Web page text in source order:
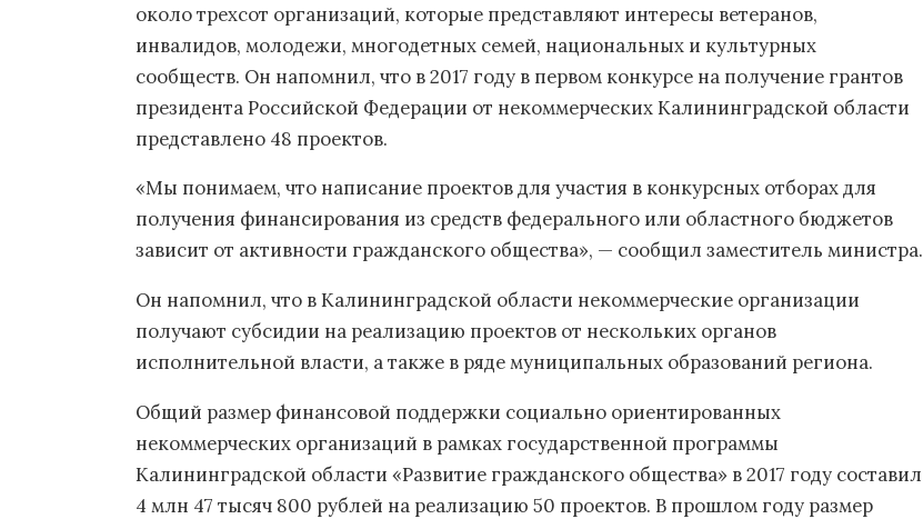
около трехсот организаций, которые представляют интересы ветеранов,
инвалидов, молодежи, многодетных семей, национальных и культурных
сообществ. Он напомнил, что в 2017 году в первом конкурсе на получение грантов
президента Российской Федерации от некоммерческих Калининградской области
представлено 48 проектов.
«Мы понимаем, что написание проектов для участия в конкурсных отборах для
получения финансирования из средств федерального или областного бюджетов
зависит от активности гражданского общества», — сообщил заместитель министра.
Он напомнил, что в Калининградской области некоммерческие организации
получают субсидии на реализацию проектов от нескольких органов
исполнительной власти, а также в ряде муниципальных образований региона.
Общий размер финансовой поддержки социально ориентированных
некоммерческих организаций в рамках государственной программы
Калининградской области «Развитие гражданского общества» в 2017 году составил
4 млн 47 тысяч 800 рублей на реализацию 50 проектов. В прошлом году размер